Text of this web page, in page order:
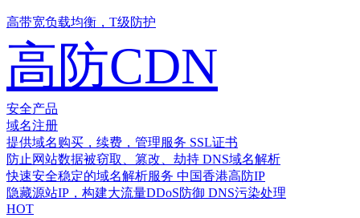
高带宽负载均衡，T级防护
高防CDN
安全产品
域名注册
提供域名购买，续费，管理服务 SSL证书
防止网站数据被窃取、篡改、劫持 DNS域名解析
快速安全稳定的域名解析服务 中国香港高防IP
隐藏源站IP，构建大流量DDoS防御 DNS污染处理
HOT